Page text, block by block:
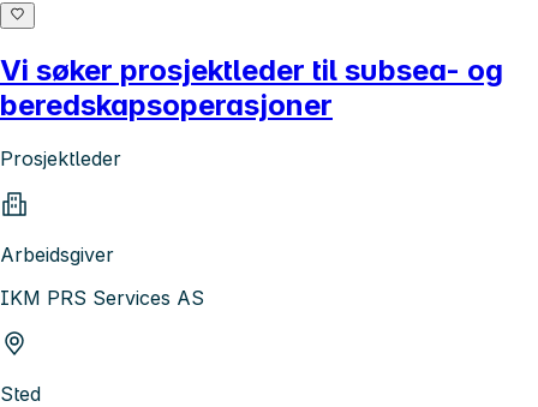
Vi søker prosjektleder til subsea- og
beredskapsoperasjoner
Prosjektleder
Arbeidsgiver
IKM PRS Services AS
Sted